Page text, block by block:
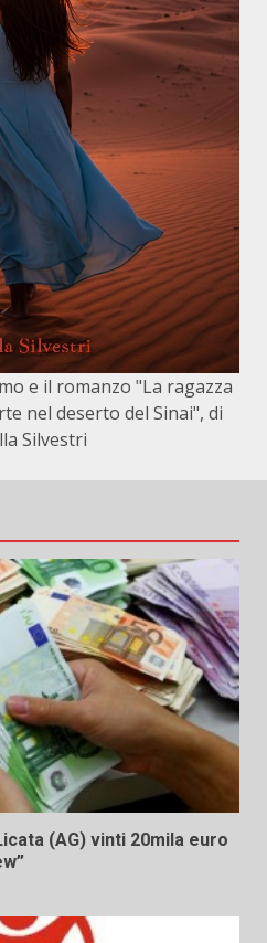
e il romanzo "La ragazza
nel deserto del Sinai", di
Silvestri
(AG) vinti 20mila euro